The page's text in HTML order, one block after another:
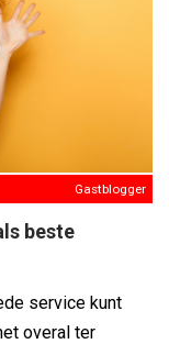
Gastblogger
beste
service kunt
overal ter